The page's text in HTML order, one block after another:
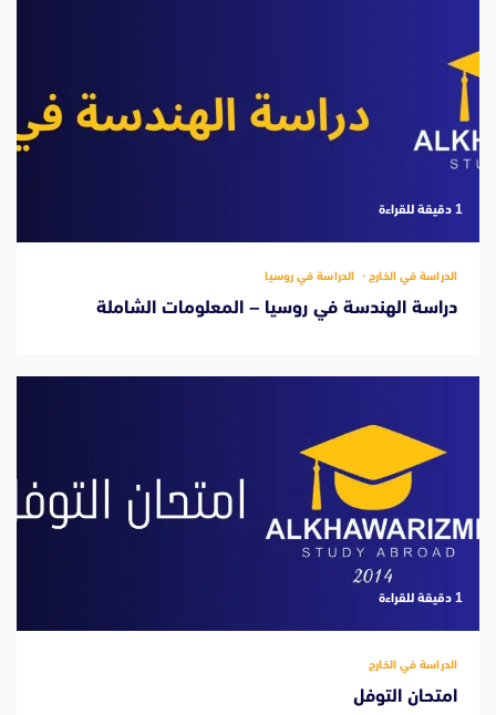
‫1 دقيقة للقراءة
الدراسة في الخارج الدراسة في روسيا
دراسة الهندسة في روسيا – المعلومات الشاملة
‫1 دقيقة للقراءة
الدراسة في الخارج
امتحان التوفل